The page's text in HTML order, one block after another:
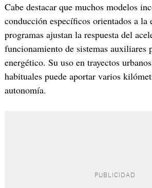
Cabe destacar que muchos modelos
conducción específicos orientados a la
programas ajustan la respuesta del
funcionamiento de sistemas auxiliares
energético. Su uso en trayectos
habituales puede aportar varios
autonomía.